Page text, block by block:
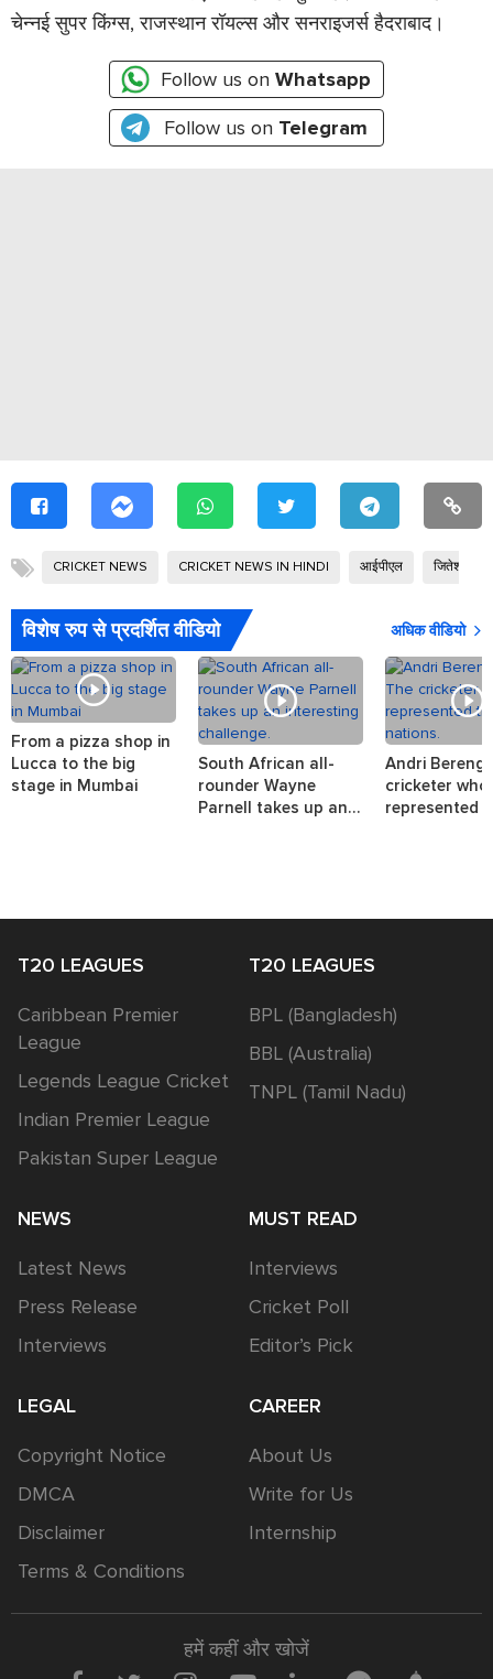
चेन्नई सुपर किंग्स, राजस्थान रॉयल्स और सनराइजर्स हैदराबाद।
Follow us on Whatsapp
Follow us on Telegram
CRICKET NEWS CRICKET NEWS IN HINDI आईपीएल जितेश शर्मा
विशेष रुप से प्रदर्शित वीडियो अधिक वीडियो
From a pizza shop in
Lucca to the big
stage in Mumbai
South African all-
rounder Wayne
Parnell takes up an
Andri
cricketer who
represented
T20 LEAGUES
Caribbean Premier
League
Legends League Cricket
Indian Premier League
Pakistan Super League
T20 LEAGUES
BPL (Bangladesh)
BBL (Australia)
TNPL (Tamil Nadu)
NEWS
Latest News
Press Release
Interviews
MUST READ
Interviews
Cricket Poll
Editor’s Pick
LEGAL
Copyright Notice
DMCA
Disclaimer
Terms & Conditions
CAREER
About Us
Write for Us
Internship
हमें कहीं और खोजें